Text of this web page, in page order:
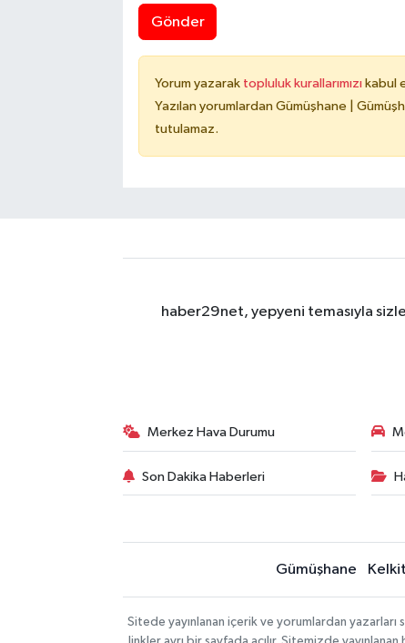
Gönder
Yorum yazarak topluluk kurallarımızı kabul
Yazılan yorumlardan Gümüşhane |
tutulamaz.
haber29net, yepyeni temasıyla
Merkez Hava Durumu
Son Dakika Haberleri
Gümüşhane Kelkit
Sitede yayınlanan içerik ve yorumlardan